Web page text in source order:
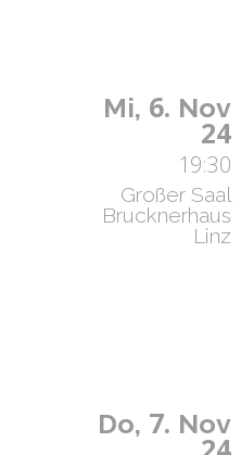
Mi, 6. Nov
24
19:30
Großer Saal
Brucknerhaus
Linz
Do, 7. Nov